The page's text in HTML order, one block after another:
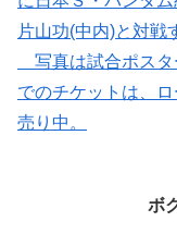
片山功(中内)と対戦
写真は試合ポスタ
でのチケットは、
売り中。
ボ